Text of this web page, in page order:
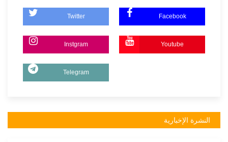
Twitter Facebook
Instgram Youtube
Telegram
النشرة الإخبارية